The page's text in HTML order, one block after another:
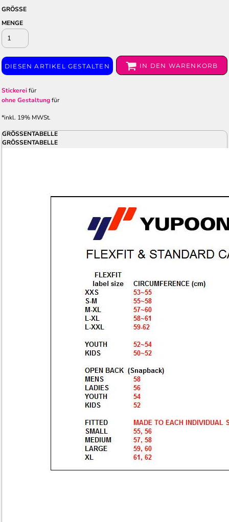
GRÖSSE
MENGE
DIESEN ARTIKEL GESTALTEN IN DEN WARENKORB
Stickereifür
ohne Gestaltungfür
*inkl. 19% MWSt.
GRÖSSENTABELLE
GRÖSSENTABELLE